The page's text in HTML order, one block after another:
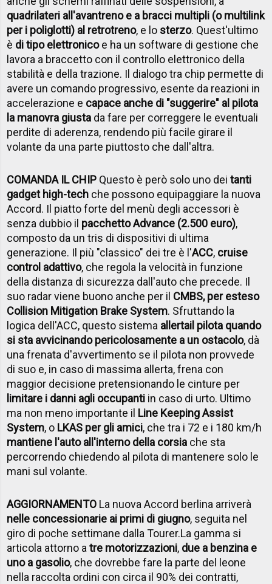
quadrilateri all'avantreno e a bracci multipli (o multilink
per i poliglotti) al retrotreno, e lo sterzo. Quest'ultimo
è di tipo elettronicoe ha un software di gestione che
lavora a braccetto con il controllo elettronico della
stabilità e della trazione. Il dialogo tra chip permette di
avere un comando progressivo, esente da reazioni in
accelerazione e capace anche di "suggerire" al pilota
la manovra giusta da fare per correggere le eventuali
perdite di aderenza, rendendo più facile girare il
volante da una parte piuttosto che dall'altra.
COMANDA IL CHIP Questo è però solo uno deitanti
gadget high-tech che possono equipaggiare la nuova
Accord. Il piatto forte del menù degli accessori è
senza dubbio il pacchetto Advance (2.500 euro),
composto da un tris di dispositivi di ultima
generazione. Il più "classico" dei tre è l'ACC, cruise
control adattivo, che regola la velocità in funzione
della distanza di sicurezza dall'auto che precede. Il
suo radar viene buono anche per il CMBS, per esteso
Collision Mitigation Brake System. Sfruttando la
logica dell'ACC, questo sistema allertail pilota quando
si sta avvicinando pericolosamente a un ostacolo, dà
una frenata d'avvertimento se il pilota non provvede
di suo e, in caso di massima allerta, frena con
maggior decisione pretensionando le cinture per
limitare i danni agli occupanti in caso di urto. Ultimo
ma non meno importante il Line Keeping Assist
System, o LKAS per gli amici, che tra i 72 e i 180 km/h
mantiene l'auto all'interno della corsia che sta
percorrendo chiedendo al pilota di mantenere solo le
mani sul volante.
AGGIORNAMENTO La nuova Accord berlina arriverà
nelle concessionarie ai primi di giugno, seguita nel
giro di poche settimane dalla Tourer.La gamma si
articola attorno atre motorizzazioni, due a benzina e
uno a gasolio, che dovrebbe fare la parte del leone
nella raccolta ordini con circa il 90% dei contratti,